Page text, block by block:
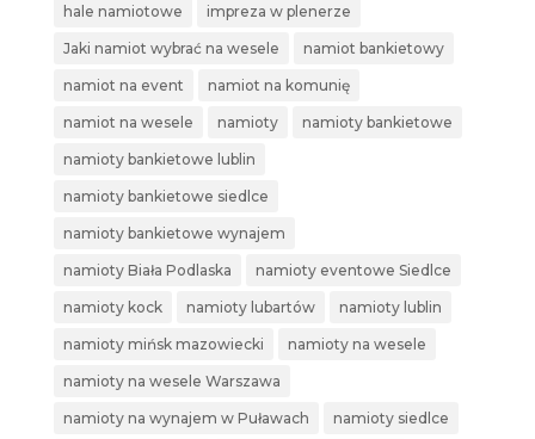
hale namiotowe impreza w plenerze
Jaki namiot wybrać na wesele namiot bankietowy
namiot na event namiot na komunię
namiot na wesele namioty namioty bankietowe
namioty bankietowe lublin
namioty bankietowe siedlce
namioty bankietowe wynajem
namioty Biała Podlaska namioty eventowe Siedlce
namioty kock namioty lubartów namioty lublin
namioty mińsk mazowiecki namioty na wesele
namioty na wesele Warszawa
namioty na wynajem w Puławach namioty siedlce